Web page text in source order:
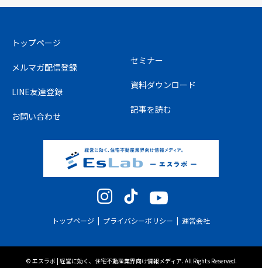
トップページ
メルマガ配信登録
LINE友達登録
お問い合わせ
セミナー
資料ダウンロード
記事を読む
YouTube
トップページ プライバシーポリシー 運営会社
© エスラボ | 経営に効く、住宅不動産業界向け情報メディア. All Rights Reserved.